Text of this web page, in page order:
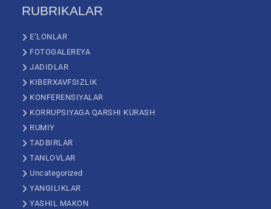
RUBRIKALAR
E’LONLAR
FOTOGALEREYA
JADIDLAR
KIBERXAVFSIZLIK
KONFERENSIYALAR
KORRUPSIYAGA QARSHI KURASH
RUMIY
TADBIRLAR
TANLOVLAR
Uncategorized
YANGILIKLAR
YASHIL MAKON